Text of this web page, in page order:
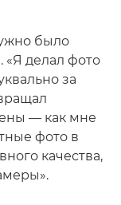
было
«Я делал фото
за
— как мне
фото в
качества,